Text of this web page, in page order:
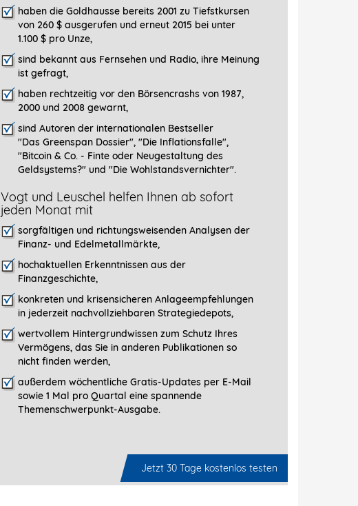
haben die Goldhausse bereits 2001 zu Tiefstkursen
von 260 $ ausgerufen und erneut 2015 bei unter
1.100 $ pro Unze,
sind bekannt aus Fernsehen und Radio, ihre Meinung
ist gefragt,
haben rechtzeitig vor den Börsencrashs von 1987,
2000 und 2008 gewarnt,
sind Autoren der internationalen Bestseller
"Das Greenspan Dossier", "Die Inflationsfalle",
"Bitcoin & Co. - Finte oder Neugestaltung des
Geldsystems?" und "Die Wohlstandsvernichter".
Vogt und Leuschel helfen Ihnen ab sofort
jeden Monat mit
sorgfältigen und richtungsweisenden Analysen der
Finanz- und Edelmetallmärkte,
hochaktuellen Erkenntnissen aus der
Finanzgeschichte,
konkreten und krisensicheren Anlageempfehlungen
in jederzeit nachvollziehbaren Strategiedepots,
wertvollem Hintergrundwissen zum Schutz Ihres
Vermögens, das Sie in anderen Publikationen so
nicht finden werden,
außerdem wöchentliche Gratis-Updates per E-Mail
sowie 1 Mal pro Quartal eine spannende
Themenschwerpunkt-­Ausgabe.
Jetzt 30 Tage kostenlos testen